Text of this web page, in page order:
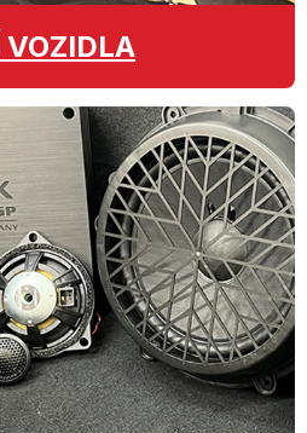
VOZIDLA